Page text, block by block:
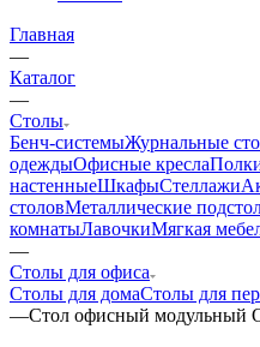
Главная
—
Каталог
—
Столы
Бенч-системыЖурнальные
одеждыОфисные кресла
настенныеШкафыСтеллажи
столовМеталлические
комнатыЛавочкиМягкая
—
Столы для офиса
Столы для домаСтолы для
—Стол офисный модульный